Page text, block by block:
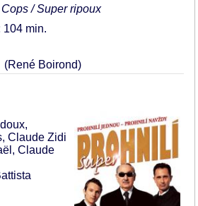
/ Super ripoux
104 min
(René Boirond)
Claude Zidi
Claude